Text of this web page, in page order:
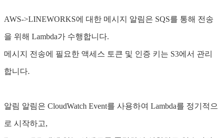
AWS->LINEWORKS에 대한 메시지 알림은 SQS를 통해 전송
을 위해 Lambda가 수행합니다.
메시지 전송에 필요한 액세스 토큰 및 인증 키는 S3에서 관리
합니다.
알림 알림은 CloudWatch Event를 사용하여 Lambda를 정기적으
로 시작하고,